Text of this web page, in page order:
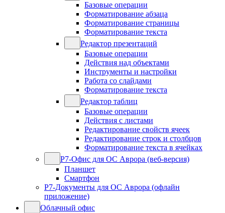
Базовые операции
Форматирование абзаца
Форматирование страницы
Форматирование текста
Редактор презентаций
Базовые операции
Действия над объектами
Инструменты и настройки
Работа со слайдами
Форматирование текста
Редактор таблиц
Базовые операции
Действия с листами
Редактирование свойств ячеек
Редактирование строк и столбцов
Форматирование текста в ячейках
Р7-Офис для ОС Аврора (веб-версия)
Планшет
Смартфон
Р7-Документы для ОС Аврора (офлайн
приложение)
Облачный офис